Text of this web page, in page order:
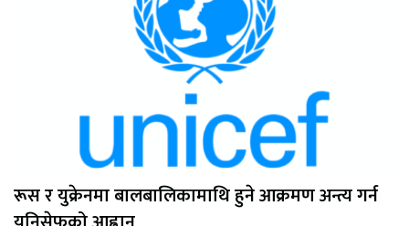
रूस र युक्रेनमा बालबालिकामाथि हुने आक्रमण अन्त्य गर्न